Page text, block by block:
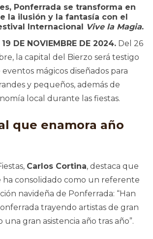
Ponferrada se transforma en
la ilusión y la fantasía con el
Internacional Vive la Magia.
19 DE NOVIEMBRE DE 2024. Del 26
la capital del Bierzo será testigo
mágicos diseñados para
y pequeños, además de
local durante las fiestas.
que enamora año
Carlos Cortina, destaca que
ha consolidado como un referente
navideña de Ponferrada: “Han
trayendo artistas de gran
gran asistencia año tras año”.